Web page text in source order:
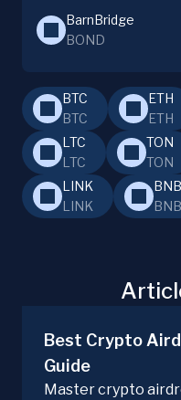
BarnBridge
BOND
BTC
BTC
ETH
ETH
LTC
LTC
TON
TON
LINK
LINK
BNB
BNB
Best Crypto
Guide
Master crypto